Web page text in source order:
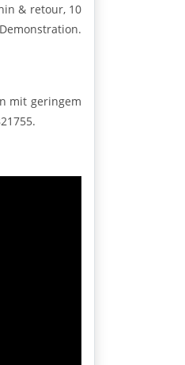
& retour, 10
mit geringem